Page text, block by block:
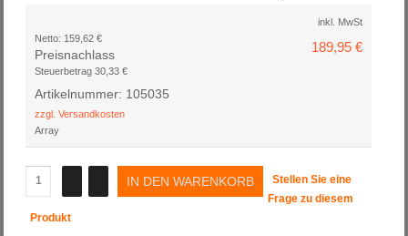
inkl. MwSt
189,95 €
Netto: 159,62 €
Preisnachlass
Steuerbetrag 30,33 €
Artikelnummer: 105035
zzgl. Versandkosten
Array
Stellen Sie eine
Frage zu diesem
Produkt